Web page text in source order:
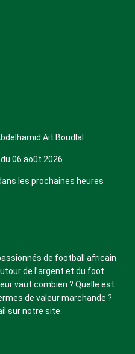
Ait Boudlal
06 août 2026
les prochaines heures
de football africain
de l’argent et du foot.
vaut combien ? Quelle est
de valeur marchande ?
sur notre site.